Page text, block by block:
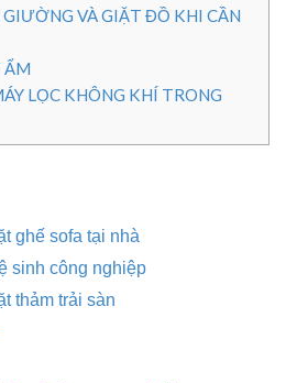
VÀ GIẶT ĐỒ KHI CẦN
ẨM
LỌC KHÔNG KHÍ TRONG
ghế sofa tại nhà
sinh công nghiệp
thảm trải sàn